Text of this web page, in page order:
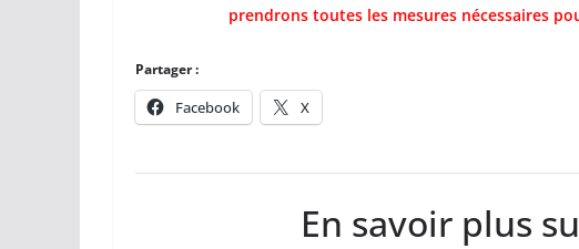
prendrons toutes les mesures nécessaires
Partager :
Facebook X
En savoir plus